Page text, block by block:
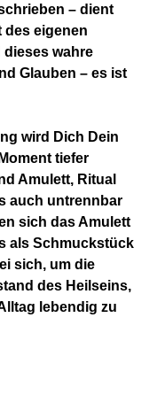
– dient
des eigenen
dieses wahre
Glauben – es ist
wird Dich Dein
tiefer
Amulett, Ritual
auch untrennbar
sich das Amulett
als Schmuckstück
sich, um die
des Heilseins,
lebendig zu